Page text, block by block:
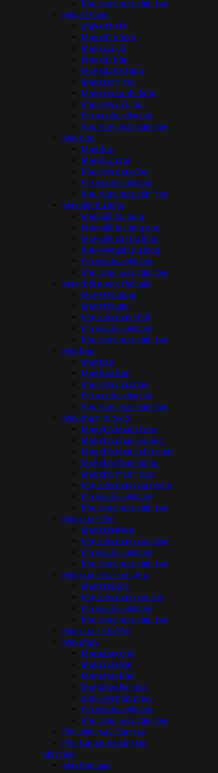
Phụ tùng máy cầm tay
Máy cắt bàn
máy cắt sắt
Máy cắt nhôm
Máy cưa gỗ
Máy cắt bàn
Máy cắt bê tông
Máy cưa vòng
Máy cưa vanh đứng
Phụ kiện cắt mài
Pin và phụ kiện pin
Phụ tùng máy cầm tay
Máy đục
Máy đục
Máy đục phá
Phụ kiện máy đục
Pin và phụ kiện pin
Phụ tùng máy cầm tay
Máy siết bu lông
Máy siết bu lông
Máy siết bu lông góc
Máy siết cắt bu lông
Phụ kiện siết bu lông
Pin và phụ kiện pin
Phụ tùng máy cầm tay
Máy thổi nóng, thổi gió
Máy thổi nóng
Máy thổi gió
Phụ kiện máy thổi
Pin và phụ kiện pin
Phụ tùng máy cầm tay
Máy bào
Máy bào
Máy bào bàn
Phụ kiện máy bào
Pin và phụ kiện pin
Phụ tùng máy cầm tay
Máy chà nhám gỗ
Máy chà nhám tròn
Máy chà nhám vuông
Máy chà nhám chữ nhật
Máy chà nhám băng
Máy chà nhám bàn
Phụ kiện máy chà nhám
Pin và phụ kiện pin
Phụ tùng máy cầm tay
Máy cưa kiếm
Máy cưa kiếm
Phụ kiện máy cưa kiếm
Pin và phụ kiện pin
Phụ tùng máy cầm tay
Máy cưa sọc, cưa lọng
Máy cưa sọc
Phụ kiện máy cưa sọc
Pin và phụ kiện pin
Phụ tùng máy cầm tay
Máy cưa xích điện
Máy phay
Máy phay nhỏ
Máy phay lớn
Máy phay bàn
Máy phay kim loại
phụ kiện máy phay
Pin và phụ kiện pin
Phụ tùng máy cầm tay
Phụ kiện máy cầm tay
Phụ tùng máy cầm tay
Máy hàn
Máy hàn que